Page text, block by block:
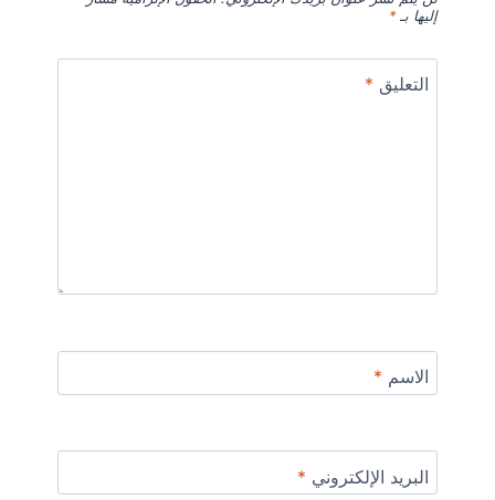
إليها بـ*
التعليق *
الاسم *
البريد الإلكتروني *